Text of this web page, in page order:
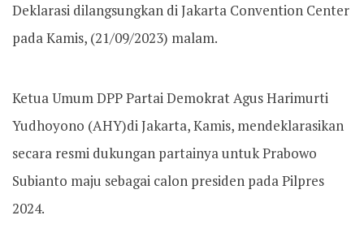
Deklarasi dilangsungkan di Jakarta Convention Center
pada Kamis, (21/09/2023) malam.
Ketua Umum DPP Partai Demokrat Agus Harimurti
Yudhoyono (AHY)di Jakarta, Kamis, mendeklarasikan
secara resmi dukungan partainya untuk Prabowo
Subianto maju sebagai calon presiden pada Pilpres
2024.